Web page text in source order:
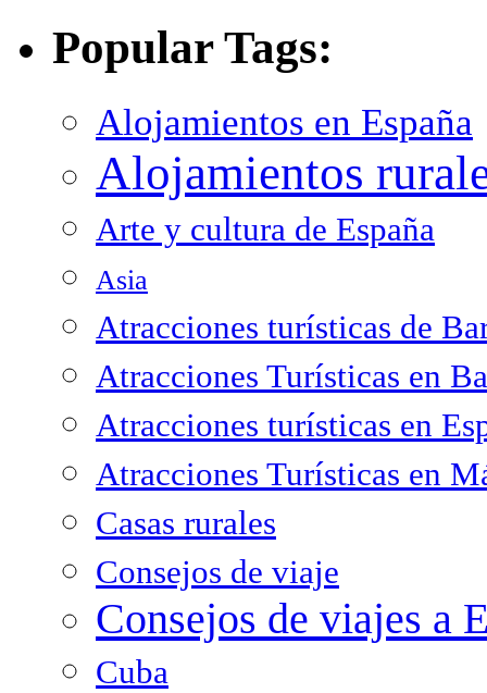
Popular Tags:
Alojamientos en España
Alojamientos
Arte y cultura de España
Asia
Atracciones turísticas de
Atracciones Turísticas en
Atracciones turísticas en
Atracciones Turísticas en
Casas rurales
Consejos de viaje
Consejos de viajes a
Cuba